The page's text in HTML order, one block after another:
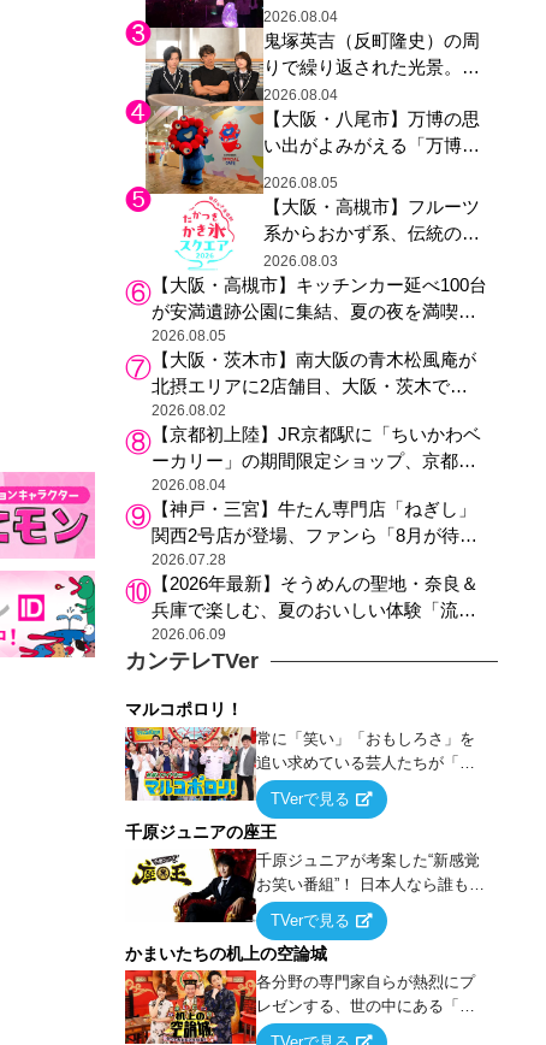
チームラボが「夏休みの自
由研究の課題に」と「ボタ
ニカルガーデン 大阪」へ招
待
2026.08.04
鬼塚英吉（反町隆史）の周
りで繰り返された光景。ド
ラマ『GTO』第３話で光っ
た演出の巧みさ
2026.08.04
【大阪・八尾市】万博の思
い出がよみがえる「万博レ
クミャク登場、大屋根リン
グ木材展示も
2026.08.05
【大阪・高槻市】フルーツ
系からおかず系、伝統の天
然氷まで人気店が集結、高
槻阪急スクエアで「かき
氷」祭り
2026.08.03
【大阪・高槻市】キッチンカー延べ100台
が安満遺跡公園に集結、夏の夜を満喫す
る4日間のグルメイベント
2026.08.05
【大阪・茨木市】南大阪の青木松風庵が
北摂エリアに2店舗目、大阪・茨木で
も“焼きたて”の月化粧が食べられる
2026.08.02
【京都初上陸】JR京都駅に「ちいかわベ
ーカリー」の期間限定ショップ、京都の
銘菓“おたべ”との限定コラボも
2026.08.04
【神戸・三宮】牛たん専門店「ねぎし」
関西2号店が登場、ファンら「8月が待ち
遠しい」と早くから注目
2026.07.28
【2026年最新】そうめんの聖地・奈良＆
兵庫で楽しむ、夏のおいしい体験「流し
そうめん体験」おすすめ3選
2026.06.09
カンテレTVer
マルコポロリ！
常に「笑い」「おもしろさ」を
追い求めている芸人たちが「芸
能界」という大海原に漕ぎ出で
て、新たなオモシロ人間を発掘
する！
TVerで見る
千原ジュニアの座王
千原ジュニアが考案した“新感覚
お笑い番組”！ 日本人なら誰もが
馴染みのある『イス取りゲー
ム』をベースに、大喜利・ギャ
グ・モノボケ・歌…など様々な
お題で芸人がショートネタを競
い合う！
TVerで見る
かまいたちの机上の空論城
各分野の専門家自らが熱烈にプ
レゼンする、世の中にある「試
したことはないが、やってみた